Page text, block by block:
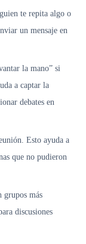
te repita algo o
un mensaje en
la mano” si
a captar la
debates en
Esto ayuda a
que no pudieron
grupos más
discusiones